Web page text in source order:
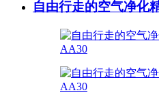
自由行走的空气净化